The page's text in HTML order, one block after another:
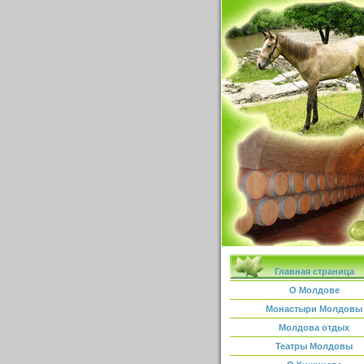
Главная страница
О Молдове
Монастыри Молдовы
Молдова отдых
Театры Молдовы